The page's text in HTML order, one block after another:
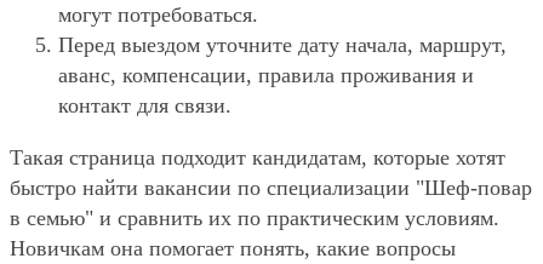
могут потребоваться.
Перед выездом уточните дату начала, маршрут,
аванс, компенсации, правила проживания и
контакт для связи.
Такая страница подходит кандидатам, которые хотят
быстро найти вакансии по специализации "Шеф-повар
в семью" и сравнить их по практическим условиям.
Новичкам она помогает понять, какие вопросы